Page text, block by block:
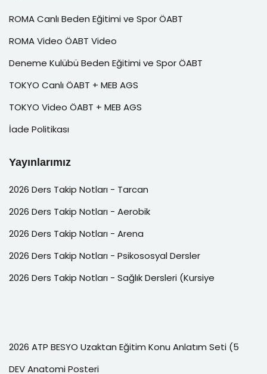
ROMA Canlı Beden Eğitimi ve Spor ÖABT
ROMA Video ÖABT Video
Deneme Kulübü Beden Eğitimi ve Spor ÖABT
TOKYO Canlı ÖABT + MEB AGS
TOKYO Video ÖABT + MEB AGS
İade Politikası
Yayınlarımız
2026 Ders Takip Notları - Tarcan
2026 Ders Takip Notları - Aerobik
2026 Ders Takip Notları - Arena
2026 Ders Takip Notları - Psikososyal Dersler
2026 Ders Takip Notları - Sağlık Dersleri (Kursiye
2026 ATP BESYO Uzaktan Eğitim Konu Anlatım Seti (5
DEV Anatomi Posteri